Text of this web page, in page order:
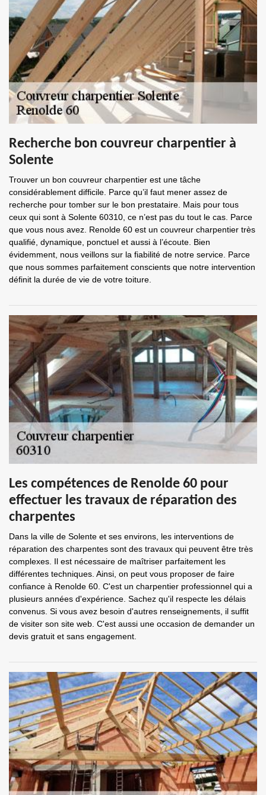
Recherche bon couvreur charpentier à
Solente
Trouver un bon couvreur charpentier est une tâche
considérablement difficile. Parce qu’il faut mener assez de
recherche pour tomber sur le bon prestataire. Mais pour tous
ceux qui sont à Solente 60310, ce n’est pas du tout le cas. Parce
que vous nous avez. Renolde 60 est un couvreur charpentier très
qualifié, dynamique, ponctuel et aussi à l’écoute. Bien
évidemment, nous veillons sur la fiabilité de notre service. Parce
que nous sommes parfaitement conscients que notre intervention
définit la durée de vie de votre toiture.
Les compétences de Renolde 60 pour
effectuer les travaux de réparation des
charpentes
Dans la ville de Solente et ses environs, les interventions de
réparation des charpentes sont des travaux qui peuvent être très
complexes. Il est nécessaire de maîtriser parfaitement les
différentes techniques. Ainsi, on peut vous proposer de faire
confiance à Renolde 60. C'est un charpentier professionnel qui a
plusieurs années d'expérience. Sachez qu'il respecte les délais
convenus. Si vous avez besoin d'autres renseignements, il suffit
de visiter son site web. C'est aussi une occasion de demander un
devis gratuit et sans engagement.